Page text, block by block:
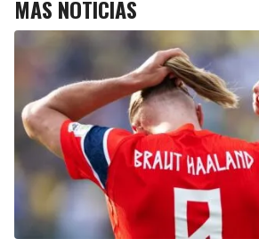
MÁS NOTICIAS